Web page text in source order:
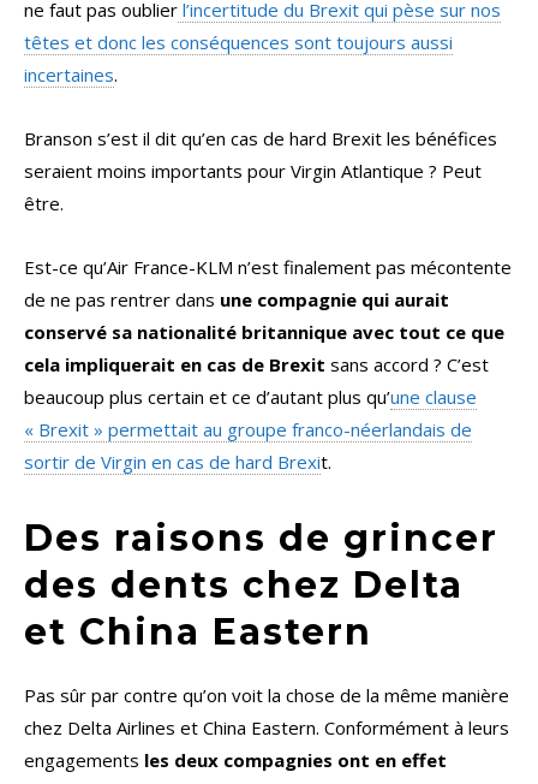
ne faut pas oublier l’incertitude du Brexit qui pèse sur nos
têtes et donc les conséquences sont toujours aussi
incertaines.
Branson s’est il dit qu’en cas de hard Brexit les bénéfices
seraient moins importants pour Virgin Atlantique ? Peut
être.
Est-ce qu’Air France-KLM n’est finalement pas mécontente
de ne pas rentrer dans une compagnie qui aurait
conservé sa nationalité britannique avec tout ce que
cela impliquerait en cas de Brexit sans accord ? C’est
beaucoup plus certain et ce d’autant plus qu’une clause
« Brexit » permettait au groupe franco-néerlandais de
sortir de Virgin en cas de hard Brexit.
Des raisons de grincer
des dents chez Delta
et China Eastern
Pas sûr par contre qu’on voit la chose de la même manière
chez Delta Airlines et China Eastern. Conformément à leurs
engagements les deux compagnies ont en effet